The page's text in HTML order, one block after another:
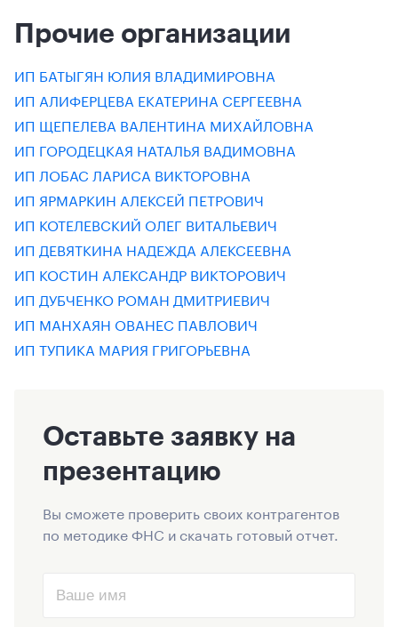
Прочие организации
ИП БАТЫГЯН ЮЛИЯ ВЛАДИМИРОВНА
ИП АЛИФЕРЦЕВА ЕКАТЕРИНА СЕРГЕЕВНА
ИП ЩЕПЕЛЕВА ВАЛЕНТИНА МИХАЙЛОВНА
ИП ГОРОДЕЦКАЯ НАТАЛЬЯ ВАДИМОВНА
ИП ЛОБАС ЛАРИСА ВИКТОРОВНА
ИП ЯРМАРКИН АЛЕКСЕЙ ПЕТРОВИЧ
ИП КОТЕЛЕВСКИЙ ОЛЕГ ВИТАЛЬЕВИЧ
ИП ДЕВЯТКИНА НАДЕЖДА АЛЕКСЕЕВНА
ИП КОСТИН АЛЕКСАНДР ВИКТОРОВИЧ
ИП ДУБЧЕНКО РОМАН ДМИТРИЕВИЧ
ИП МАНХАЯН ОВАНЕС ПАВЛОВИЧ
ИП ТУПИКА МАРИЯ ГРИГОРЬЕВНА
Оставьте заявку на
презентацию
Вы сможете проверить своих контрагентов
по методике ФНС и скачать готовый отчет.